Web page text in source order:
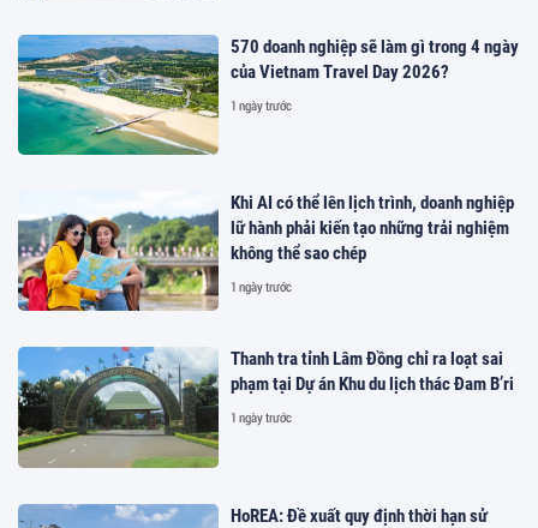
570 doanh nghiệp sẽ làm gì trong 4 ngày
của Vietnam Travel Day 2026?
1 ngày trước
Khi AI có thể lên lịch trình, doanh nghiệp
lữ hành phải kiến tạo những trải nghiệm
không thể sao chép
1 ngày trước
Thanh tra tỉnh Lâm Đồng chỉ ra loạt sai
phạm tại Dự án Khu du lịch thác Đam B’ri
1 ngày trước
HoREA: Đề xuất quy định thời hạn sử